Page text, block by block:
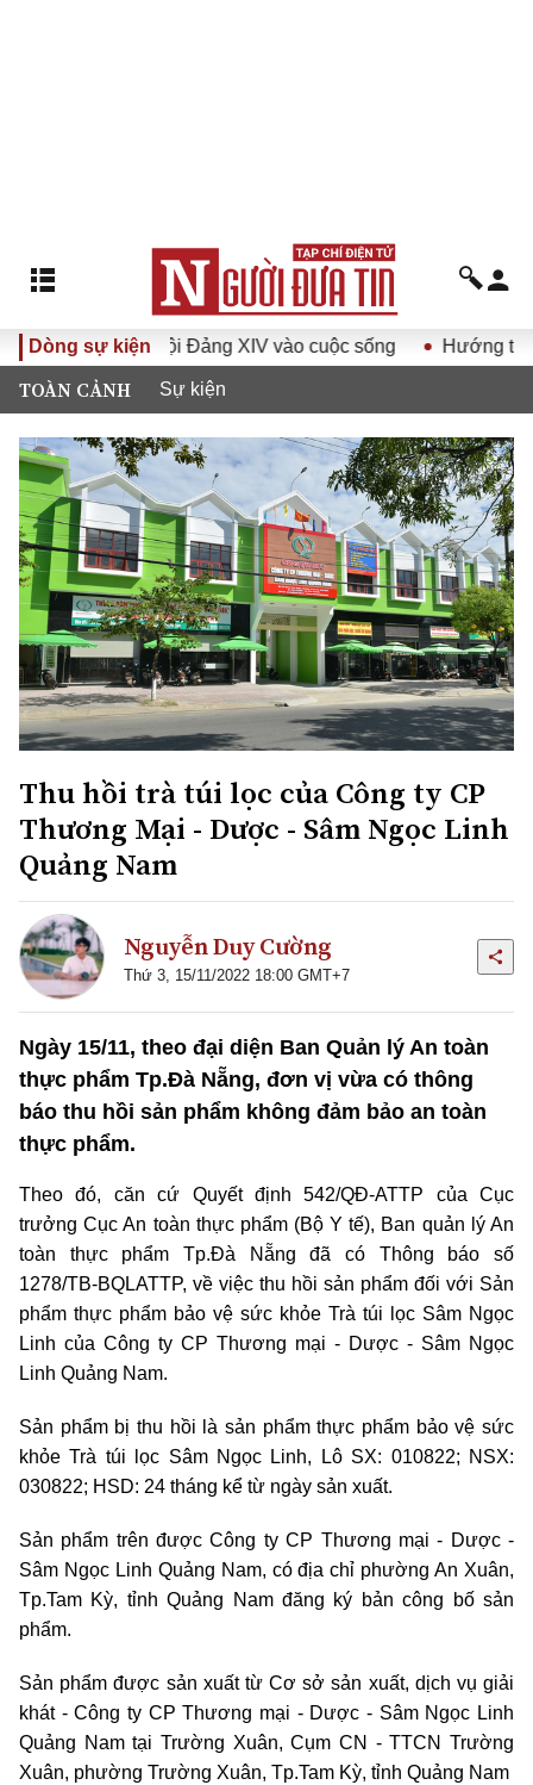
Dòng sự kiện
quyết Đại hội Đảng XIV vào cuộc sống Hướng tới Đại
TOÀN CẢNH Sự kiện
Thu hồi trà túi lọc của Công ty CP
Thương Mại - Dược - Sâm Ngọc Linh
Quảng Nam
Nguyễn Duy Cường
Thứ 3, 15/11/2022 18:00 GMT+7
Ngày 15/11, theo đại diện Ban Quản lý An toàn
thực phẩm Tp.Đà Nẵng, đơn vị vừa có thông
báo thu hồi sản phẩm không đảm bảo an toàn
thực phẩm.
Theo đó, căn cứ Quyết định 542/QĐ-ATTP của Cục
trưởng Cục An toàn thực phẩm (Bộ Y tế), Ban quản lý An
toàn thực phẩm Tp.Đà Nẵng đã có Thông báo số
1278/TB-BQLATTP, về việc thu hồi sản phẩm đối với Sản
phẩm thực phẩm bảo vệ sức khỏe Trà túi lọc Sâm Ngọc
Linh của Công ty CP Thương mại - Dược - Sâm Ngọc
Linh Quảng Nam.
Sản phẩm bị thu hồi là sản phẩm thực phẩm bảo vệ sức
khỏe Trà túi lọc Sâm Ngọc Linh, Lô SX: 010822; NSX:
030822; HSD: 24 tháng kể từ ngày sản xuất.
Sản phẩm trên được Công ty CP Thương mại - Dược -
Sâm Ngọc Linh Quảng Nam, có địa chỉ phường An Xuân,
Tp.Tam Kỳ, tỉnh Quảng Nam đăng ký bản công bố sản
phẩm.
Sản phẩm được sản xuất từ Cơ sở sản xuất, dịch vụ giải
khát - Công ty CP Thương mại - Dược - Sâm Ngọc Linh
Quảng Nam tại Trường Xuân, Cụm CN - TTCN Trường
Xuân, phường Trường Xuân, Tp.Tam Kỳ, tỉnh Quảng Nam